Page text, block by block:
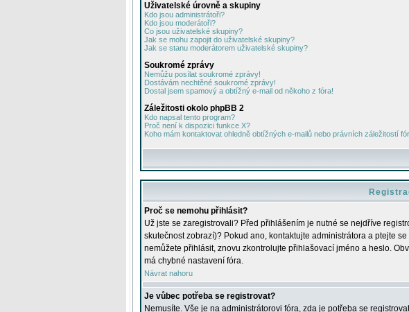
Uživatelské úrovně a skupiny
Kdo jsou administrátoři?
Kdo jsou moderátoři?
Co jsou uživatelské skupiny?
Jak se mohu zapojit do uživatelské skupiny?
Jak se stanu moderátorem uživatelské skupiny?
Soukromé zprávy
Nemůžu posílat soukromé zprávy!
Dostávám nechtěné soukromé zprávy!
Dostal jsem spamový a obtížný e-mail od někoho z fóra!
Záležitosti okolo phpBB 2
Kdo napsal tento program?
Proč není k dispozici funkce X?
Koho mám kontaktovat ohledně obtížných e-mailů nebo právních záležitostí
Proč se nemohu přihlásit?
Už jste se zaregistrovali? Před přihlášením je nutné se nejdříve
skutečnost zobrazí)? Pokud ano, kontaktujte administrátora a ptejte
nemůžete přihlásit, znovu zkontrolujte přihlašovací jméno a heslo.
má chybné nastavení fóra.
Návrat nahoru
Je vůbec potřeba se registrovat?
Nemusíte. Vše je na administrátorovi fóra, zda je potřeba se